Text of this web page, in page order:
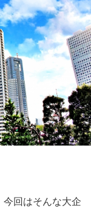
回はそんな大企